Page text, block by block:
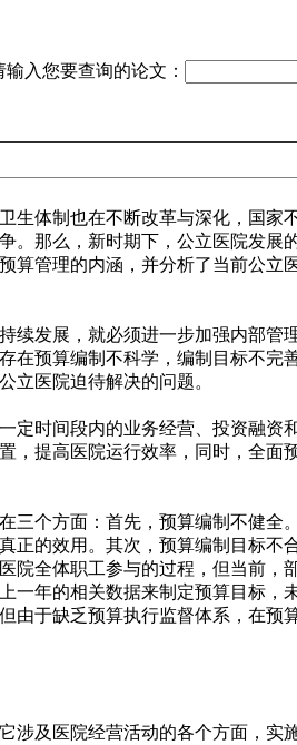
输入您要查询的论文：
生体制也在不断改革与深化，国
。那么，新时期下，公立医院发
算管理的内涵，并分析了当前公
续发展，就必须进一步加强内部
在预算编制不科学，编制目标不
立医院迫待解决的问题。
定时间段内的业务经营、投资融
，提高医院运行效率，同时，全
三个方面：首先，预算编制不健
正的效用。其次，预算编制目标
院全体职工参与的过程，但当前
一年的相关数据来制定预算目标
由于缺乏预算执行监督体系，在
涉及医院经营活动的各个方面，